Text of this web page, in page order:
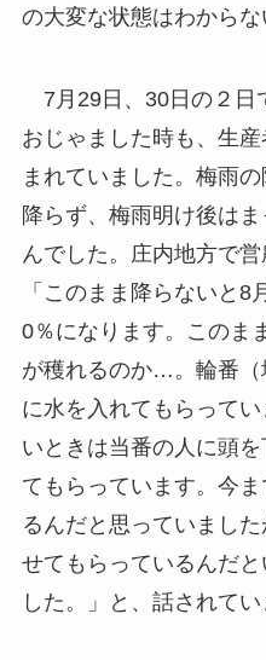
の大変な状態はわからな
7月29日、30日の２日
おじゃました時も、生
まれていました。梅雨
降らず、梅雨明け後は
んでした。庄内地方で
「このまま降らないと
0％になります。このま
が穫れるのか…。輪番
に水を入れてもらって
いときは当番の人に頭
てもらっています。今
るんだと思っていまし
せてもらっているんだ
した。」と、話されてい